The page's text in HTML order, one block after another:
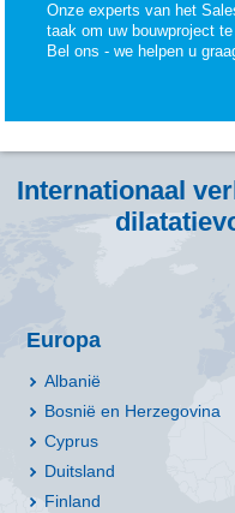
Onze experts van het
taak om uw bouwproject
Bel ons - we helpen u
Internationaal
Europa
Albanië
Bosnië en Herzegovina
Cyprus
Duitsland
Finland